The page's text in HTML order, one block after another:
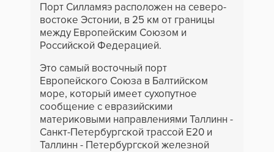
Порт Силламяэ расположен на северо-
востоке Эстонии, в 25 км от границы
между Европейским Союзом и
Российской Федерацией.
Это самый восточный порт
Европейского Союза в Балтийском
море, который имеет сухопутное
сообщение с евразийскими
материковыми направлениями Таллинн -
Санкт-Петербургской трассой Е20 и
Таллинн - Петербургской железной